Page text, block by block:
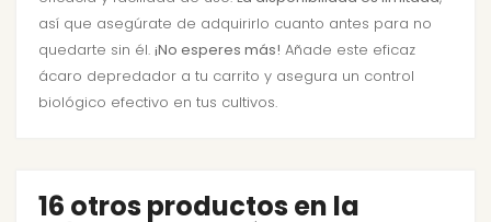
así que asegúrate de adquirirlo cuanto antes para no
quedarte sin él. ¡No esperes más! Añade este eficaz
ácaro depredador a tu carrito y asegura un control
biológico efectivo en tus cultivos.
16 otros productos en la